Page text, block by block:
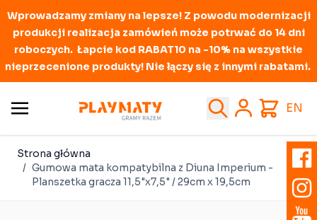
Wprowadzamy zmiany na lepsze! Z powodu modernizacji
produkcji realizacja zamówień może potrwać do 14 dni
roboczych. Łapcie kod RABAT10 na -10% na wszystkie
nieprzecenione produkty! Nie łączy się z innymi rabatami.
Search
Cart EN
Strona główna
/ Gumowa mata kompatybilna z Diuna Imperium -
Planszetka gracza 11,5"x7,5" / 29cm x 19,5cm